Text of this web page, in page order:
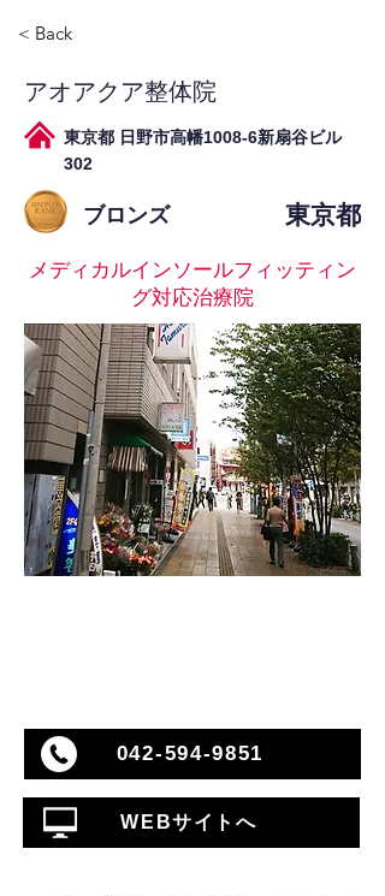
< Back
アオアクア整体院
東京都 日野市高幡1008-6新扇谷ビル
302
ブロンズ 東京都
メディカルインソールフィッティン
グ対応治療院
042-594-9851
WEBサイトへ